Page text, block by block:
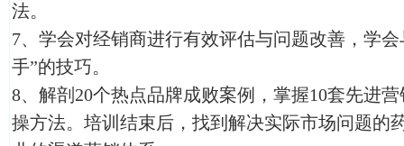
法。
7、学会对经销商进行有效评估与问题改善，学
手”的技巧。
8、解剖20个热点品牌成败案例，掌握10套先进
操方法。培训结束后，找到解决实际市场问题的